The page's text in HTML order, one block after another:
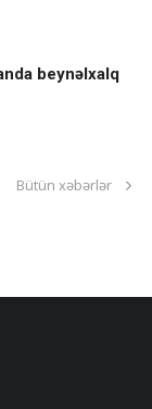
beynəlxalq
Bütün xəbərlər